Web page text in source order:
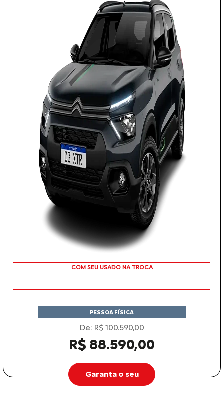
COM SEU USADO NA TROCA
PESSOA FÍSICA
De: R$ 100.590,00
R$ 88.590,00
Garanta o seu